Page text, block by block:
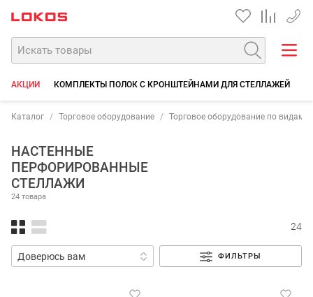
+7
АКЦИИ КОМПЛЕКТЫ ПОЛОК С КРОНШТЕЙНАМИ ДЛЯ СТЕЛЛАЖЕЙ
Каталог Торговое оборудование Торговое оборудование по видам
НАСТЕННЫЕ
ПЕРФОРИРОВАННЫЕ
СТЕЛЛАЖИ
24 товара
24
ФИЛЬТРЫ